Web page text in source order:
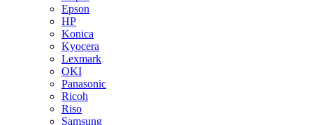
Epson
HP
Konica
Kyocera
Lexmark
OKI
Panasonic
Ricoh
Riso
Samsung